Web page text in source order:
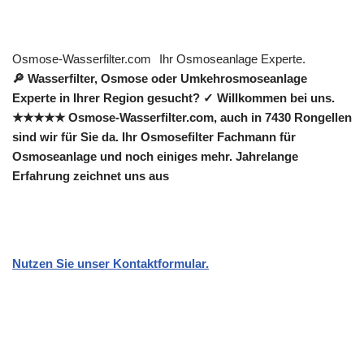
Osmose-Wasserfilter.com
Ihr Osmoseanlage Experte.
🔎 Wasserfilter, Osmose oder Umkehrosmoseanlage
Experte in Ihrer Region gesucht? ✓ Willkommen bei uns.
★★★★★ Osmose-Wasserfilter.com, auch in 7430 Rongellen
sind wir für Sie da. Ihr Osmosefilter Fachmann für
Osmoseanlage und noch einiges mehr. Jahrelange
Erfahrung zeichnet uns aus
Nutzen Sie unser Kontaktformular.